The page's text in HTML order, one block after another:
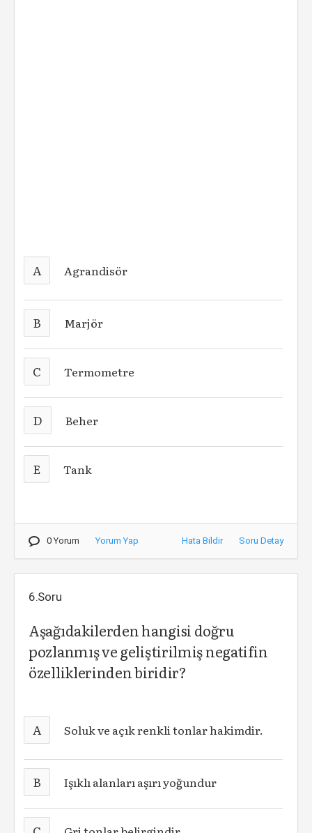
A Agrandisör
B Marjör
C Termometre
D Beher
E Tank
0 Yorum Yorum Yap Hata Bildir Soru Detay
6.Soru
Aşağıdakilerden hangisi doğru
pozlanmış ve geliştirilmiş negatifin
özelliklerinden biridir?
A Soluk ve açık renkli tonlar hakimdir.
B Işıklı alanları aşırı yoğundur